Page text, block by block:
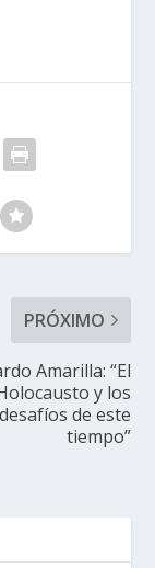
PRÓXIMO
Amarilla: “El
y los
desafíos de este
tiempo”